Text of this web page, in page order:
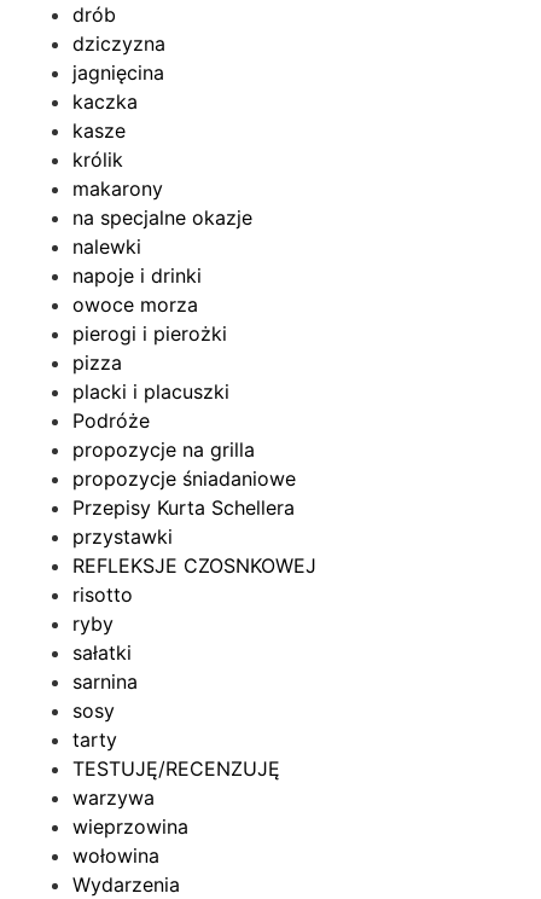
drób
dziczyzna
jagnięcina
kaczka
kasze
królik
makarony
na specjalne okazje
nalewki
napoje i drinki
owoce morza
pierogi i pierożki
pizza
placki i placuszki
Podróże
propozycje na grilla
propozycje śniadaniowe
Przepisy Kurta Schellera
przystawki
REFLEKSJE CZOSNKOWEJ
risotto
ryby
sałatki
sarnina
sosy
tarty
TESTUJĘ/RECENZUJĘ
warzywa
wieprzowina
wołowina
Wydarzenia